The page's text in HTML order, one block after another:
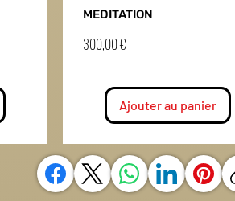
MEDITATION
Prix
300,00 €
Ajouter au panier